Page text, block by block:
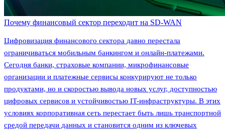
Почему финансовый сектор переходит на SD-WAN
Цифровизация финансового сектора давно перестала
ограничиваться мобильным банкингом и онлайн-платежами.
Сегодня банки, страховые компании, микрофинансовые
организации и платежные сервисы конкурируют не только
продуктами, но и скоростью вывода новых услуг, доступностью
цифровых сервисов и устойчивостью IT-инфраструктуры. В этих
условиях корпоративная сеть перестает быть лишь транспортной
средой передачи данных и становится одним из ключевых